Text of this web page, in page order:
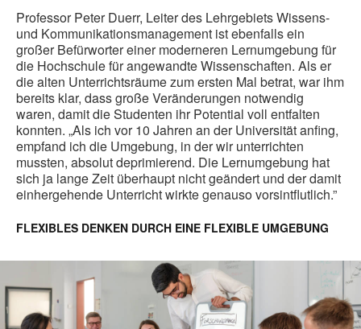
Professor Peter Duerr, Leiter des Lehrgebiets Wissens-
und Kommunikationsmanagement ist ebenfalls ein
großer Befürworter einer moderneren Lernumgebung für
die Hochschule für angewandte Wissenschaften. Als er
die alten Unterrichtsräume zum ersten Mal betrat, war ihm
bereits klar, dass große Veränderungen notwendig
waren, damit die Studenten ihr Potential voll entfalten
konnten. „Als ich vor 10 Jahren an der Universität anfing,
empfand ich die Umgebung, in der wir unterrichten
mussten, absolut deprimierend. Die Lernumgebung hat
sich ja lange Zeit überhaupt nicht geändert und der damit
einhergehende Unterricht wirkte genauso vorsintflutlich.”
FLEXIBLES DENKEN DURCH EINE FLEXIBLE UMGEBUNG